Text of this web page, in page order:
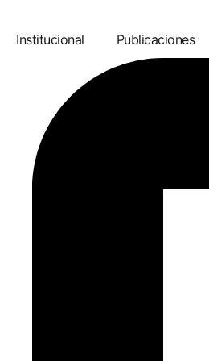
Institucional Publicaciones